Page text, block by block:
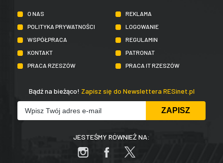
O NAS
REKLAMA
POLITYKA PRYWATNOŚCI
LOGOWANIE
WSPÓŁPRACA
REGULAMIN
KONTAKT
PATRONAT
PRACA RZESZÓW
PRACA IT RZESZÓW
Bądź na bieżąco! Zapisz się do Newslettera RESinet.pl
JESTEŚMY RÓWNIEŻ NA: